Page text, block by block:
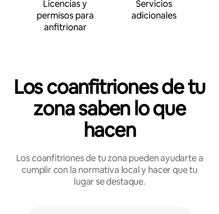
Licencias y
permisos para
anfitrionar
Servicios
adicionales
Los coanfitriones de tu
zona saben lo que
hacen
Los coanfitriones de tu zona pueden ayudarte a
cumplir con la normativa local y hacer que tu
lugar se destaque.